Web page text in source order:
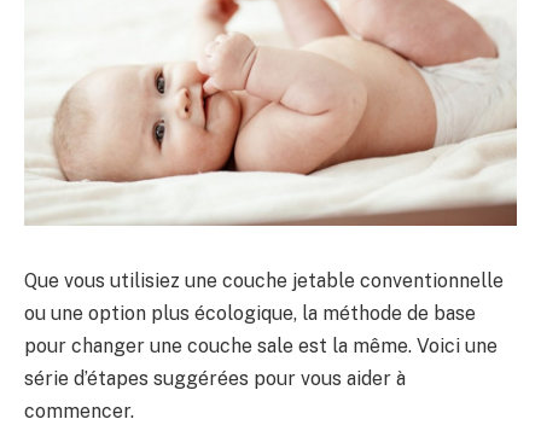
Que vous utilisiez une couche jetable conventionnelle
ou une option plus écologique, la méthode de base
pour changer une couche sale est la même. Voici une
série d’étapes suggérées pour vous aider à
commencer.